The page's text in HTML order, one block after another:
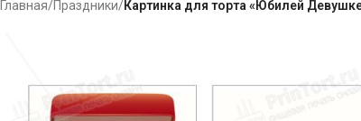
Главная/Праздники/Картинка для торта «Юбилей